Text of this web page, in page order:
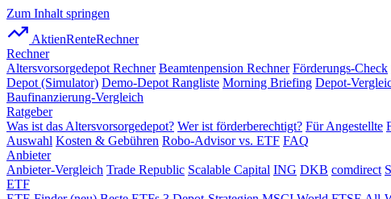
Zum Inhalt springen
AktienRenteRechner
Rechner
Altersvorsorgedepot Rechner Beamtenpension Rechner Förderungs-Check
Depot (Simulator) Demo-Depot Rangliste Morning Briefing Depot-
Baufinanzierung-Vergleich
Ratgeber
Was ist das Altersvorsorgedepot? Wer ist förderberechtigt? Für Angestellte
Auswahl Kosten & Gebühren Robo-Advisor vs. ETF FAQ
Anbieter
Anbieter-Vergleich Trade Republic Scalable Capital ING DKB comdirect
ETF